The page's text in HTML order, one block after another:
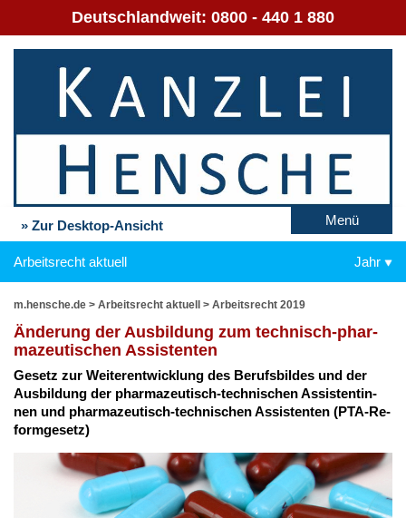
Deutschlandweit: 0800 - 440 1 880
» Zur Desktop-Ansicht Menü
Arbeitsrecht aktuell Jahr
m.hensche.de > Arbeitsrecht aktuell > Arbeitsrecht 2019
Än­de­rung der Aus­bil­dung zum tech­nisch-phar­
ma­zeu­ti­schen As­sis­ten­ten
Ge­setz zur Wei­ter­ent­wick­lung des Be­rufs­bil­des und der
Aus­bil­dung der phar­ma­zeu­tisch-tech­ni­schen As­sis­ten­tin­
nen und phar­ma­zeu­tisch-tech­ni­schen As­sis­ten­ten (PTA-Re­
form­ge­setz)